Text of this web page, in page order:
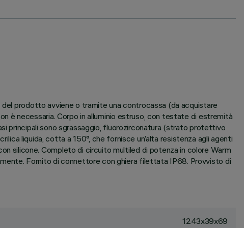
del prodotto avviene o tramite una controcassa (da acquistare
è necessaria. Corpo in alluminio estruso, con testate di estremità
principali sono sgrassaggio, fluorozirconatura (strato protettivo
liquida, cotta a 150°, che fornisce un’alta resistenza agli agenti
silicone. Completo di circuito multiled di potenza in colore Warm
Fornito di connettore con ghiera filettata IP68. Provvisto di
1243x39x69